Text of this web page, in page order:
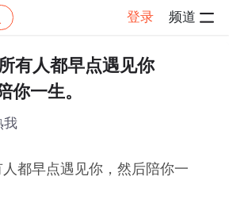
登录 频道
感慨 帖子详情
有人都早点遇见你
你一生。
我
都早点遇见你，然后陪你一